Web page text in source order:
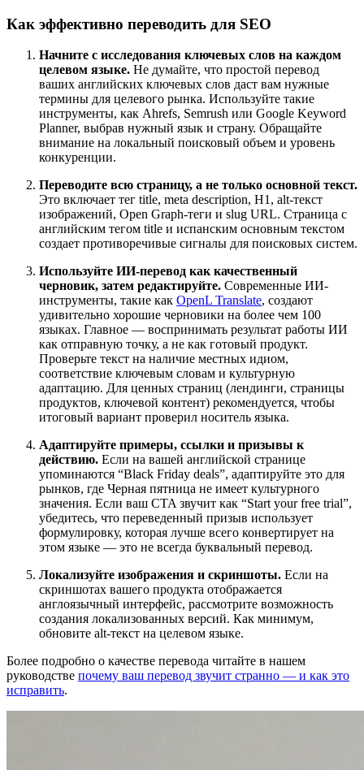
Как эффективно переводить для SEO
Начните с исследования ключевых слов на каждом
целевом языке. Не думайте, что простой перевод
ваших английских ключевых слов даст вам нужные
термины для целевого рынка. Используйте такие
инструменты, как Ahrefs, Semrush или Google Keyword
Planner, выбрав нужный язык и страну. Обращайте
внимание на локальный поисковый объем и уровень
конкуренции.
Переводите всю страницу, а не только основной текст.
Это включает тег title, meta description, H1, alt-текст
изображений, Open Graph-теги и slug URL. Страница с
английским тегом title и испанским основным текстом
создает противоречивые сигналы для поисковых систем.
Используйте ИИ-перевод как качественный
черновик, затем редактируйте. Современные ИИ-
инструменты, такие как OpenL Translate, создают
удивительно хорошие черновики на более чем 100
языках. Главное — воспринимать результат работы ИИ
как отправную точку, а не как готовый продукт.
Проверьте текст на наличие местных идиом,
соответствие ключевым словам и культурную
адаптацию. Для ценных страниц (лендинги, страницы
продуктов, ключевой контент) рекомендуется, чтобы
итоговый вариант проверил носитель языка.
Адаптируйте примеры, ссылки и призывы к
действию. Если на вашей английской странице
упоминаются “Black Friday deals”, адаптируйте это для
рынков, где Черная пятница не имеет культурного
значения. Если ваш CTA звучит как “Start your free trial”,
убедитесь, что переведенный призыв использует
формулировку, которая лучше всего конвертирует на
этом языке — это не всегда буквальный перевод.
Локализуйте изображения и скриншоты. Если на
скриншотах вашего продукта отображается
англоязычный интерфейс, рассмотрите возможность
создания локализованных версий. Как минимум,
обновите alt-текст на целевом языке.
Более подробно о качестве перевода читайте в нашем
руководстве почему ваш перевод звучит странно — и как это
исправить.